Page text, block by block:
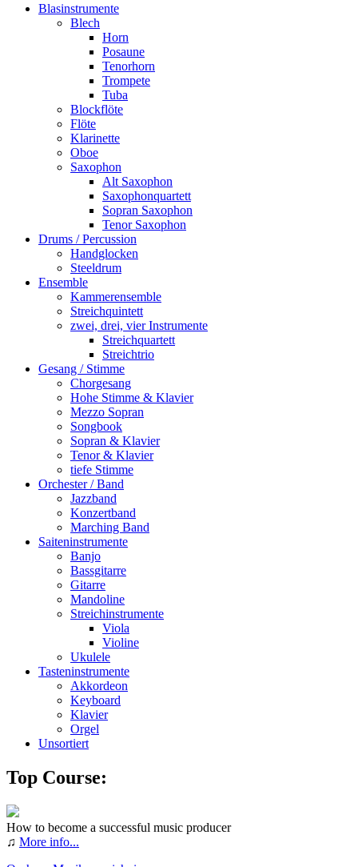
Blasinstrumente
Blech
Horn
Posaune
Tenorhorn
Trompete
Tuba
Blockflöte
Flöte
Klarinette
Oboe
Saxophon
Alt Saxophon
Saxophonquartett
Sopran Saxophon
Tenor Saxophon
Drums / Percussion
Handglocken
Steeldrum
Ensemble
Kammerensemble
Streichquintett
zwei, drei, vier Instrumente
Streichquartett
Streichtrio
Gesang / Stimme
Chorgesang
Hohe Stimme & Klavier
Mezzo Sopran
Songbook
Sopran & Klavier
Tenor & Klavier
tiefe Stimme
Orchester / Band
Jazzband
Konzertband
Marching Band
Saiteninstrumente
Banjo
Bassgitarre
Gitarre
Mandoline
Streichinstrumente
Viola
Violine
Ukulele
Tasteninstrumente
Akkordeon
Keyboard
Klavier
Orgel
Unsortiert
Top Course:
How to become a successful music producer
♫ More info...